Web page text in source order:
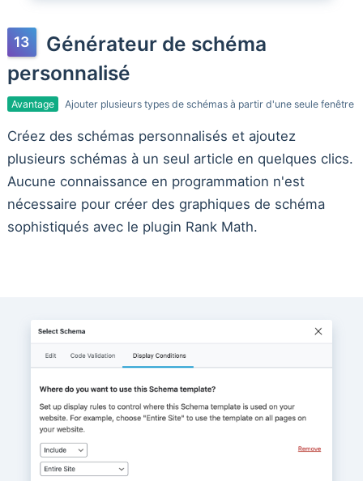
Générateur de schéma
personnalisé
Avantage Ajouter plusieurs types de schémas à partir d'une seule fenêtre
Créez des schémas personnalisés et ajoutez
plusieurs schémas à un seul article en quelques clics.
Aucune connaissance en programmation n'est
nécessaire pour créer des graphiques de schéma
sophistiqués avec le plugin Rank Math.